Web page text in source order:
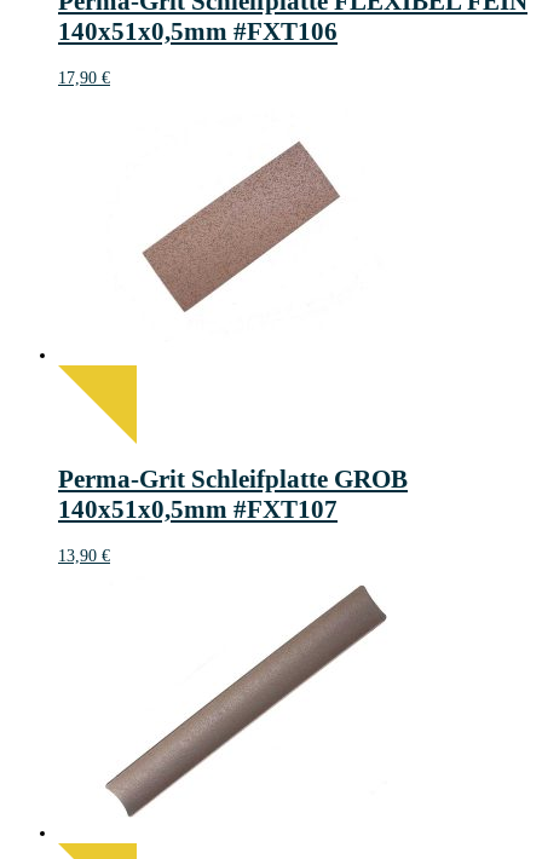
140x51x0,5mm #FXT106
17,90 €
Perma-Grit Schleifplatte GROB
140x51x0,5mm #FXT107
13,90 €